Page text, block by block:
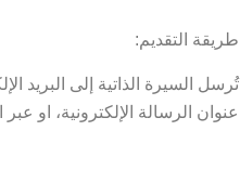
طريقة التقديم:
تُرسل السيرة الذاتية إلى البريد
عنوان الرسالة الإلكترونية، او عبر